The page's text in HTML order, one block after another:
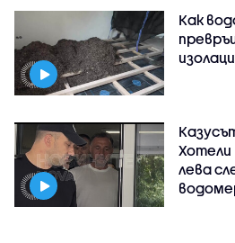
Как
Хотели
лева